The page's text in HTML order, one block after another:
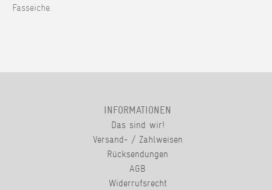
Fasseiche.
INFORMATIONEN
Das sind wir!
Versand- / Zahlweisen
Rücksendungen
AGB
Widerrufsrecht